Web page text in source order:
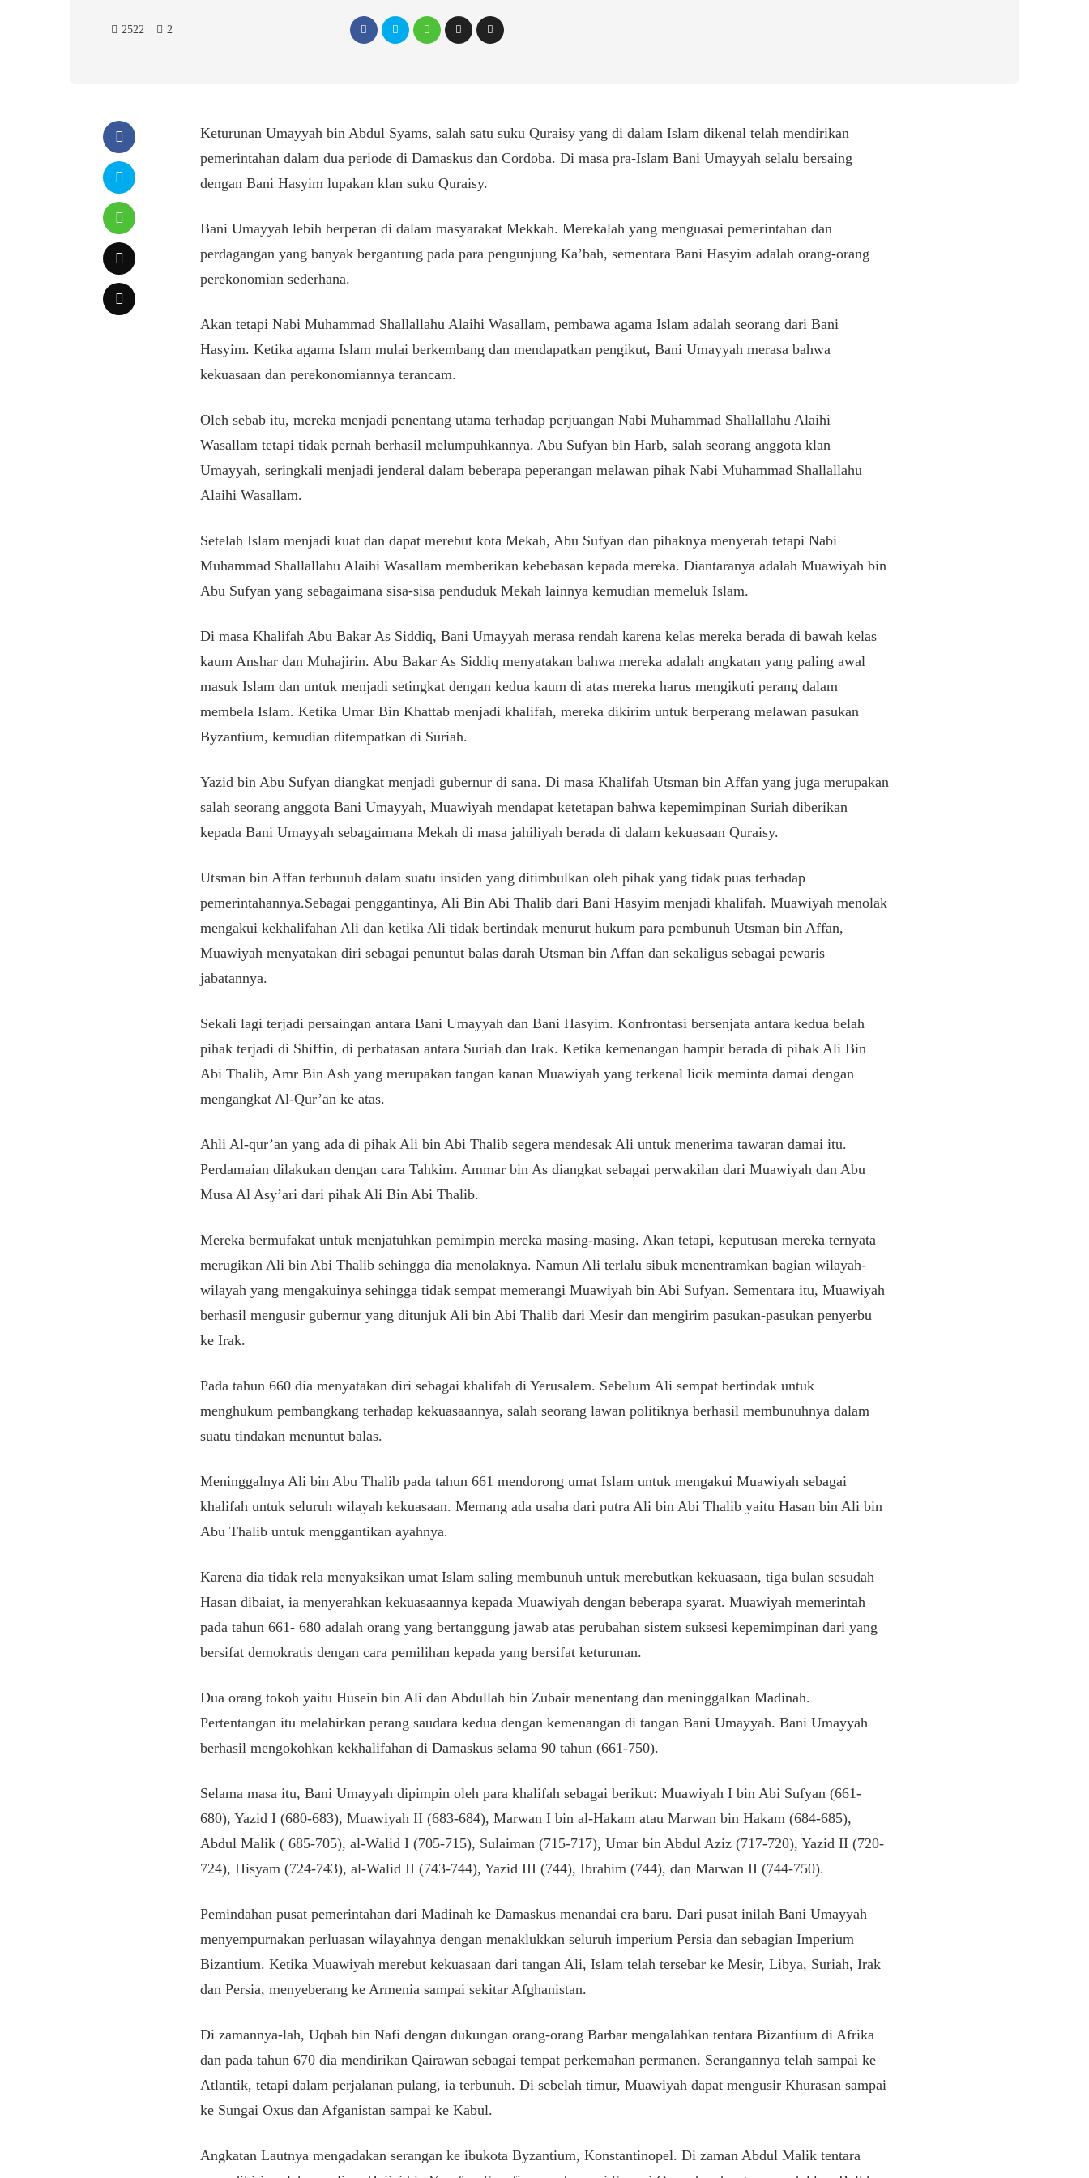
2522 2
Keturunan Umayyah bin Abdul Syams, salah satu suku Quraisy yang di dalam Islam dikenal telah mendirikan
pemerintahan dalam dua periode di Damaskus dan Cordoba. Di masa pra-Islam Bani Umayyah selalu bersaing
dengan Bani Hasyim lupakan klan suku Quraisy.
Bani Umayyah lebih berperan di dalam masyarakat Mekkah. Merekalah yang menguasai pemerintahan dan
perdagangan yang banyak bergantung pada para pengunjung Ka’bah, sementara Bani Hasyim adalah orang-orang
perekonomian sederhana.
Akan tetapi Nabi Muhammad Shallallahu Alaihi Wasallam, pembawa agama Islam adalah seorang dari Bani
Hasyim. Ketika agama Islam mulai berkembang dan mendapatkan pengikut, Bani Umayyah merasa bahwa
kekuasaan dan perekonomiannya terancam.
Oleh sebab itu, mereka menjadi penentang utama terhadap perjuangan Nabi Muhammad Shallallahu Alaihi
Wasallam tetapi tidak pernah berhasil melumpuhkannya. Abu Sufyan bin Harb, salah seorang anggota klan
Umayyah, seringkali menjadi jenderal dalam beberapa peperangan melawan pihak Nabi Muhammad Shallallahu
Alaihi Wasallam.
Setelah Islam menjadi kuat dan dapat merebut kota Mekah, Abu Sufyan dan pihaknya menyerah tetapi Nabi
Muhammad Shallallahu Alaihi Wasallam memberikan kebebasan kepada mereka. Diantaranya adalah Muawiyah bin
Abu Sufyan yang sebagaimana sisa-sisa penduduk Mekah lainnya kemudian memeluk Islam.
Di masa Khalifah Abu Bakar As Siddiq, Bani Umayyah merasa rendah karena kelas mereka berada di bawah kelas
kaum Anshar dan Muhajirin. Abu Bakar As Siddiq menyatakan bahwa mereka adalah angkatan yang paling awal
masuk Islam dan untuk menjadi setingkat dengan kedua kaum di atas mereka harus mengikuti perang dalam
membela Islam. Ketika Umar Bin Khattab menjadi khalifah, mereka dikirim untuk berperang melawan pasukan
Byzantium, kemudian ditempatkan di Suriah.
Yazid bin Abu Sufyan diangkat menjadi gubernur di sana. Di masa Khalifah Utsman bin Affan yang juga merupakan
salah seorang anggota Bani Umayyah, Muawiyah mendapat ketetapan bahwa kepemimpinan Suriah diberikan
kepada Bani Umayyah sebagaimana Mekah di masa jahiliyah berada di dalam kekuasaan Quraisy.
Utsman bin Affan terbunuh dalam suatu insiden yang ditimbulkan oleh pihak yang tidak puas terhadap
pemerintahannya.Sebagai penggantinya, Ali Bin Abi Thalib dari Bani Hasyim menjadi khalifah. Muawiyah menolak
mengakui kekhalifahan Ali dan ketika Ali tidak bertindak menurut hukum para pembunuh Utsman bin Affan,
Muawiyah menyatakan diri sebagai penuntut balas darah Utsman bin Affan dan sekaligus sebagai pewaris
jabatannya.
Sekali lagi terjadi persaingan antara Bani Umayyah dan Bani Hasyim. Konfrontasi bersenjata antara kedua belah
pihak terjadi di Shiffin, di perbatasan antara Suriah dan Irak. Ketika kemenangan hampir berada di pihak Ali Bin
Abi Thalib, Amr Bin Ash yang merupakan tangan kanan Muawiyah yang terkenal licik meminta damai dengan
mengangkat Al-Qur’an ke atas.
Ahli Al-qur’an yang ada di pihak Ali bin Abi Thalib segera mendesak Ali untuk menerima tawaran damai itu.
Perdamaian dilakukan dengan cara Tahkim. Ammar bin As diangkat sebagai perwakilan dari Muawiyah dan Abu
Musa Al Asy’ari dari pihak Ali Bin Abi Thalib.
Mereka bermufakat untuk menjatuhkan pemimpin mereka masing-masing. Akan tetapi, keputusan mereka ternyata
merugikan Ali bin Abi Thalib sehingga dia menolaknya. Namun Ali terlalu sibuk menentramkan bagian wilayah-
wilayah yang mengakuinya sehingga tidak sempat memerangi Muawiyah bin Abi Sufyan. Sementara itu, Muawiyah
berhasil mengusir gubernur yang ditunjuk Ali bin Abi Thalib dari Mesir dan mengirim pasukan-pasukan penyerbu
ke Irak.
Pada tahun 660 dia menyatakan diri sebagai khalifah di Yerusalem. Sebelum Ali sempat bertindak untuk
menghukum pembangkang terhadap kekuasaannya, salah seorang lawan politiknya berhasil membunuhnya dalam
suatu tindakan menuntut balas.
Meninggalnya Ali bin Abu Thalib pada tahun 661 mendorong umat Islam untuk mengakui Muawiyah sebagai
khalifah untuk seluruh wilayah kekuasaan. Memang ada usaha dari putra Ali bin Abi Thalib yaitu Hasan bin Ali bin
Abu Thalib untuk menggantikan ayahnya.
Karena dia tidak rela menyaksikan umat Islam saling membunuh untuk merebutkan kekuasaan, tiga bulan sesudah
Hasan dibaiat, ia menyerahkan kekuasaannya kepada Muawiyah dengan beberapa syarat. Muawiyah memerintah
pada tahun 661- 680 adalah orang yang bertanggung jawab atas perubahan sistem suksesi kepemimpinan dari yang
bersifat demokratis dengan cara pemilihan kepada yang bersifat keturunan.
Dua orang tokoh yaitu Husein bin Ali dan Abdullah bin Zubair menentang dan meninggalkan Madinah.
Pertentangan itu melahirkan perang saudara kedua dengan kemenangan di tangan Bani Umayyah. Bani Umayyah
berhasil mengokohkan kekhalifahan di Damaskus selama 90 tahun (661-750).
Selama masa itu, Bani Umayyah dipimpin oleh para khalifah sebagai berikut: Muawiyah I bin Abi Sufyan (661-
680), Yazid I (680-683), Muawiyah II (683-684), Marwan I bin al-Hakam atau Marwan bin Hakam (684-685),
Abdul Malik ( 685-705), al-Walid I (705-715), Sulaiman (715-717), Umar bin Abdul Aziz (717-720), Yazid II (720-
724), Hisyam (724-743), al-Walid II (743-744), Yazid III (744), Ibrahim (744), dan Marwan II (744-750).
Pemindahan pusat pemerintahan dari Madinah ke Damaskus menandai era baru. Dari pusat inilah Bani Umayyah
menyempurnakan perluasan wilayahnya dengan menaklukkan seluruh imperium Persia dan sebagian Imperium
Bizantium. Ketika Muawiyah merebut kekuasaan dari tangan Ali, Islam telah tersebar ke Mesir, Libya, Suriah, Irak
dan Persia, menyeberang ke Armenia sampai sekitar Afghanistan.
Di zamannya-lah, Uqbah bin Nafi dengan dukungan orang-orang Barbar mengalahkan tentara Bizantium di Afrika
dan pada tahun 670 dia mendirikan Qairawan sebagai tempat perkemahan permanen. Serangannya telah sampai ke
Atlantik, tetapi dalam perjalanan pulang, ia terbunuh. Di sebelah timur, Muawiyah dapat mengusir Khurasan sampai
ke Sungai Oxus dan Afganistan sampai ke Kabul.
Angkatan Lautnya mengadakan serangan ke ibukota Byzantium, Konstantinopel. Di zaman Abdul Malik tentara